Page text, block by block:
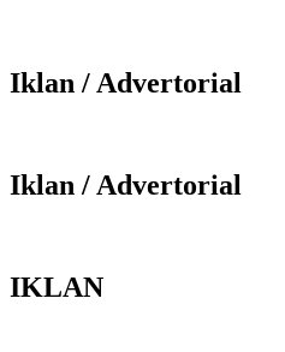
Iklan / Advertorial
Iklan / Advertorial
IKLAN